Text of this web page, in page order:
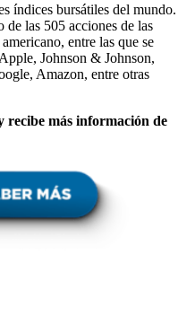
índices bursátiles del mundo.
las 505 acciones de las
entre las que se
Johnson & Johnson,
Amazon, entre otras
recibe más información de